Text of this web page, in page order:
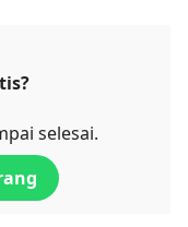
selesai.